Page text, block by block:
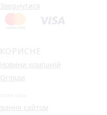
Звернутися
КОРИСНЕ
Новини компаній
Огляди
сайтом